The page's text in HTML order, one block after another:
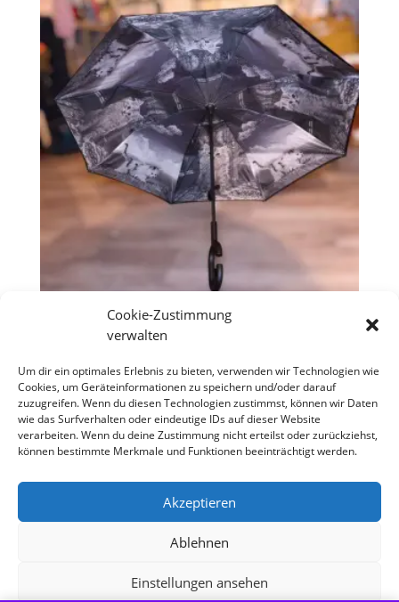
Cookie-Zustimmung
verwalten
Um dir ein optimales Erlebnis zu bieten, verwenden wir Technologien wie
Cookies, um Geräteinformationen zu speichern und/oder darauf
zuzugreifen. Wenn du diesen Technologien zustimmst, können wir Daten
wie das Surfverhalten oder eindeutige IDs auf dieser Website
verarbeiten. Wenn du deine Zustimmung nicht erteilst oder zurückziehst,
können bestimmte Merkmale und Funktionen beeinträchtigt werden.
Akzeptieren
Ablehnen
Einstellungen ansehen
Regenschirm „Wonderful
€39,90
things! ALLE PREISE VERSTEHEN SICH INKLUSIVE
MWST,
Alle Preise inkl. der gesetzlichen MwSt.